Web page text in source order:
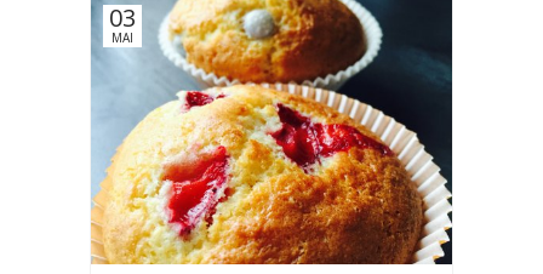
03
MAI